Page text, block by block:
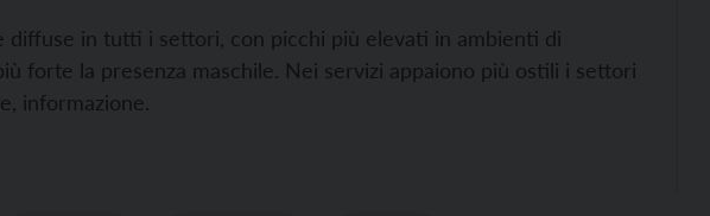
diffuse in tutti i settori, con picchi più elevati in ambienti di
forte la presenza maschile. Nei servizi appaiono più ostili i settori
informazione.